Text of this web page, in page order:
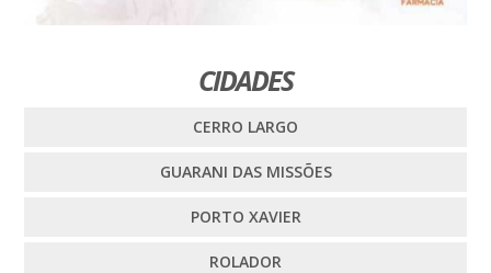
CIDADES
CERRO LARGO
GUARANI DAS MISSÕES
PORTO XAVIER
ROLADOR